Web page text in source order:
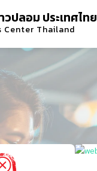
ปลอม ประเทศไทย
Center Thailand